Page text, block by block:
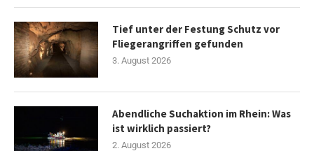
Tief unter der Festung Schutz vor
Fliegerangriffen gefunden
3. August 2026
Abendliche Suchaktion im Rhein: Was
ist wirklich passiert?
2. August 2026